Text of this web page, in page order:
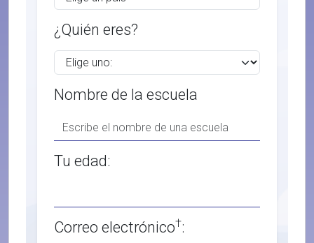
¿Quién eres?
Nombre de la escuela
Tu edad:
Correo electrónico†: